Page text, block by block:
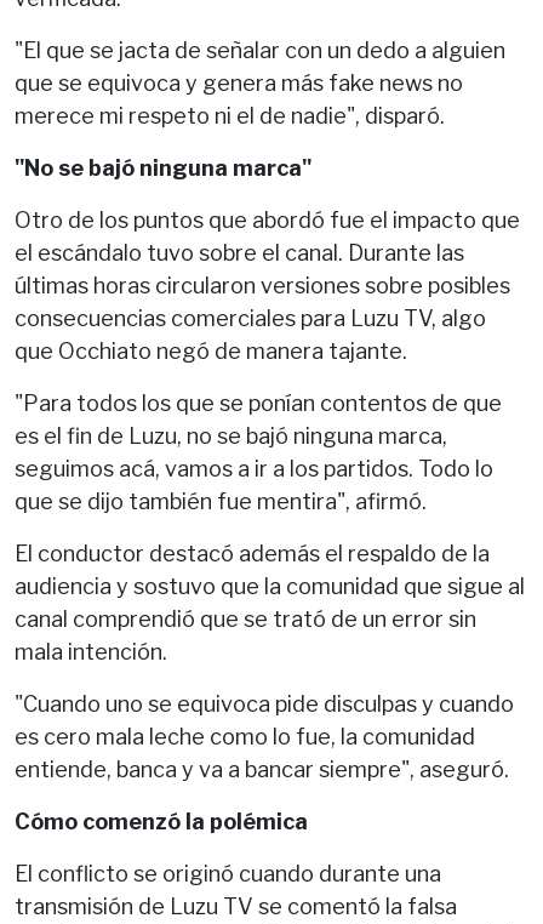
"El que se jacta de señalar con un dedo a alguien
que se equivoca y genera más fake news no
merece mi respeto ni el de nadie", disparó.
"No se bajó ninguna marca"
Otro de los puntos que abordó fue el impacto que
el escándalo tuvo sobre el canal. Durante las
últimas horas circularon versiones sobre posibles
consecuencias comerciales para Luzu TV, algo
que Occhiato negó de manera tajante.
"Para todos los que se ponían contentos de que
es el fin de Luzu, no se bajó ninguna marca,
seguimos acá, vamos a ir a los partidos. Todo lo
que se dijo también fue mentira", afirmó.
El conductor destacó además el respaldo de la
audiencia y sostuvo que la comunidad que sigue al
canal comprendió que se trató de un error sin
mala intención.
"Cuando uno se equivoca pide disculpas y cuando
es cero mala leche como lo fue, la comunidad
entiende, banca y va a bancar siempre", aseguró.
Cómo comenzó la polémica
El conflicto se originó cuando durante una
transmisión de Luzu TV se comentó la falsa